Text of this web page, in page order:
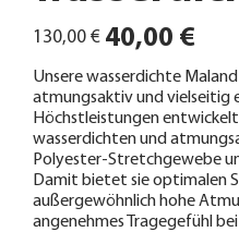
Ursprünglicher
Preis
130,00 € Angebotspreis
40,00 €
Unsere wasserdichte
atmungsaktiv und vielseitig
Höchstleistungen
wasserdichten und
Polyester-Stretchgewebe
Damit bietet sie optimalen
außergewöhnlich hohe
angenehmes Tragegefühl